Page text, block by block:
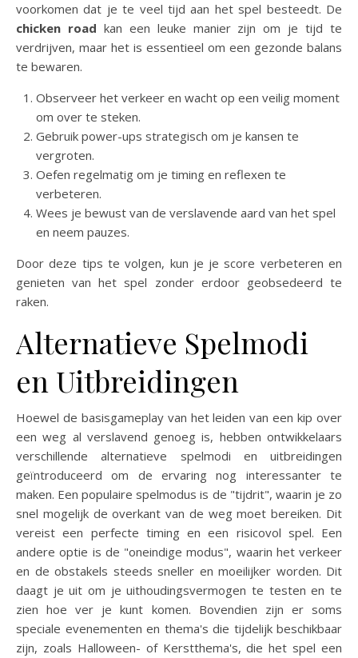
voorkomen dat je te veel tijd aan het spel besteedt. De
chicken road kan een leuke manier zijn om je tijd te
verdrijven, maar het is essentieel om een gezonde balans
te bewaren.
Observeer het verkeer en wacht op een veilig moment
om over te steken.
Gebruik power-ups strategisch om je kansen te
vergroten.
Oefen regelmatig om je timing en reflexen te
verbeteren.
Wees je bewust van de verslavende aard van het spel
en neem pauzes.
Door deze tips te volgen, kun je je score verbeteren en
genieten van het spel zonder erdoor geobsedeerd te
raken.
Alternatieve Spelmodi
en Uitbreidingen
Hoewel de basisgameplay van het leiden van een kip over
een weg al verslavend genoeg is, hebben ontwikkelaars
verschillende alternatieve spelmodi en uitbreidingen
geïntroduceerd om de ervaring nog interessanter te
maken. Een populaire spelmodus is de "tijdrit", waarin je zo
snel mogelijk de overkant van de weg moet bereiken. Dit
vereist een perfecte timing en een risicovol spel. Een
andere optie is de "oneindige modus", waarin het verkeer
en de obstakels steeds sneller en moeilijker worden. Dit
daagt je uit om je uithoudingsvermogen te testen en te
zien hoe ver je kunt komen. Bovendien zijn er soms
speciale evenementen en thema's die tijdelijk beschikbaar
zijn, zoals Halloween- of Kerstthema's, die het spel een